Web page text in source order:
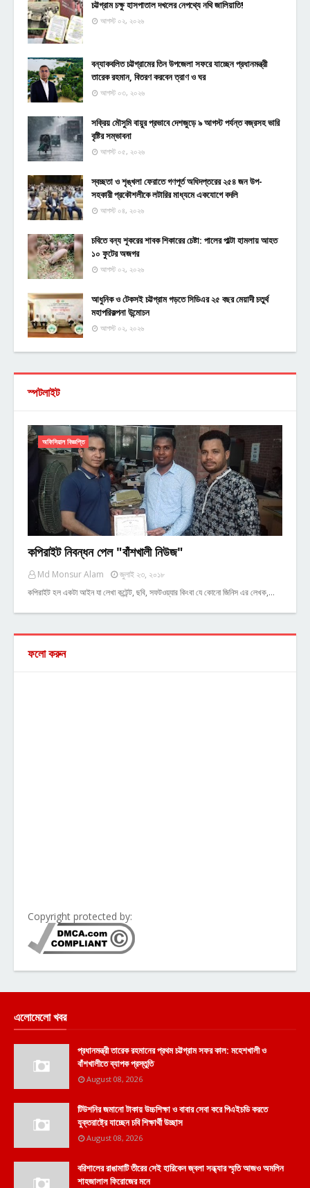
চট্টগ্রাম চক্ষু হাসপাতাল দখলের নেপথ্যে নথি জালিয়াতি!
আগস্ট ০২, ২০২৬
বন্যাকবলিত চট্টগ্রামের তিন উপজেলা সফরে যাচ্ছেন প্রধানমন্ত্রী
তারেক রহমান, বিতরণ করবেন ত্রাণ ও ঘর
আগস্ট ০৩, ২০২৬
সক্রিয় মৌসুমি বায়ুর প্রভাবে দেশজুড়ে ৯ আগস্ট পর্যন্ত বজ্রসহ ভারি
বৃষ্টির সম্ভাবনা
আগস্ট ০৫, ২০২৬
স্বচ্ছতা ও শৃঙ্খলা ফেরাতে গণপূর্ত অধিদপ্তরের ২৫৪ জন উপ-
সহকারী প্রকৌশলীকে লটারির মাধ্যমে একযোগে বদলি
আগস্ট ০৪, ২০২৬
চবিতে বন্য শূকরের শাবক শিকারের চেষ্টা: পালের পাল্টা হামলায় আহত
১০ ফুটের অজগর
আগস্ট ০২, ২০২৬
আধুনিক ও টেকসই চট্টগ্রাম গড়তে সিডিএর ২৫ বছর মেয়াদী চতুর্থ
মহাপরিকল্পনা উন্মোচন
আগস্ট ০২, ২০২৬
স্পটলাইট
অফিসিয়াল বিজ্ঞপ্তি
কপিরাইট নিবন্ধন পেল "বাঁশখালী নিউজ"
Md Monsur Alam
জুলাই ২৩, ২০১৮
কপিরাইট হল একটা আইন যা লেখা কন্টেন্ট, ছবি, সফটওয়্যার কিংবা যে কোনো জিনিস এর লেখক,…
ফলো করুন
Copyright protected by:
এলোমেলো খবর
প্রধানমন্ত্রী তারেক রহমানের প্রথম চট্টগ্রাম সফর কাল: মহেশখালী ও
বাঁশখালীতে ব্যাপক প্রস্তুতি
August 08, 2026
টিউশনির জমানো টাকায় উচ্চশিক্ষা ও বাবার সেবা করে পিএইচডি করতে
যুক্তরাষ্ট্রে যাচ্ছেন চবি শিক্ষার্থী উচ্ছাস
August 08, 2026
বরিশালের রাঙামাটি তীরের সেই হারিকেন জ্বলা সন্ধ্যার স্মৃতি আজও অমলিন
শাহজালাল ফিরোজের মনে